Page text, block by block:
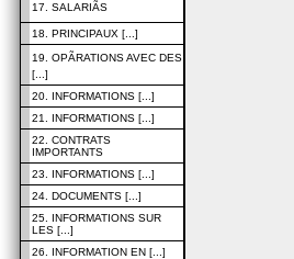
17. SALARIÃS
18. PRINCIPAUX [...]
19. OPÃRATIONS AVEC DES
[...]
20. INFORMATIONS [...]
21. INFORMATIONS [...]
22. CONTRATS
IMPORTANTS
23. INFORMATIONS [...]
24. DOCUMENTS [...]
25. INFORMATIONS SUR
LES [...]
26. INFORMATION EN [...]